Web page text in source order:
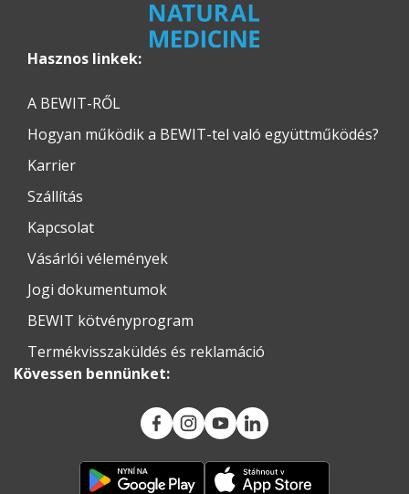
Hasznos linkek:
A BEWIT-RŐL
Hogyan működik a BEWIT-tel való együttműködés?
Karrier
Szállítás
Kapcsolat
Vásárlói vélemények
Jogi dokumentumok
BEWIT kötvényprogram
Termékvisszaküldés és reklamáció
Kövessen bennünket: